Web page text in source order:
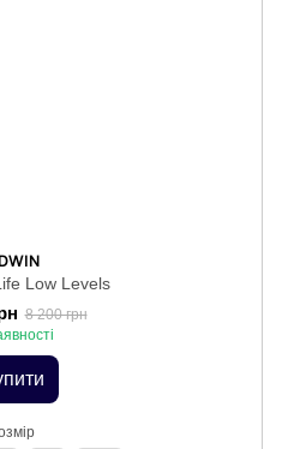
Low Levels
8 200 грн